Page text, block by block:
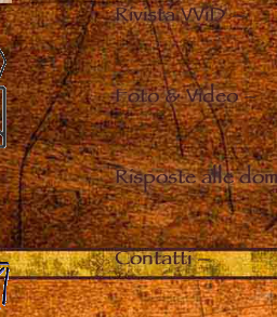
Rivista VViD–
Foto & Video–
Risposte alle
Contatti–